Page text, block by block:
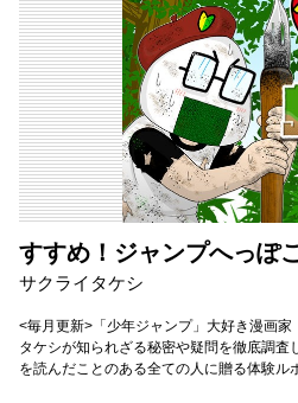
すすめ！ジャンプへっぽ
サクライタケシ
<毎月更新>「少年ジャンプ」大好き漫画
タケシが知られざる秘密や疑問を徹底調査
を読んだことのある全ての人に贈る体験ル